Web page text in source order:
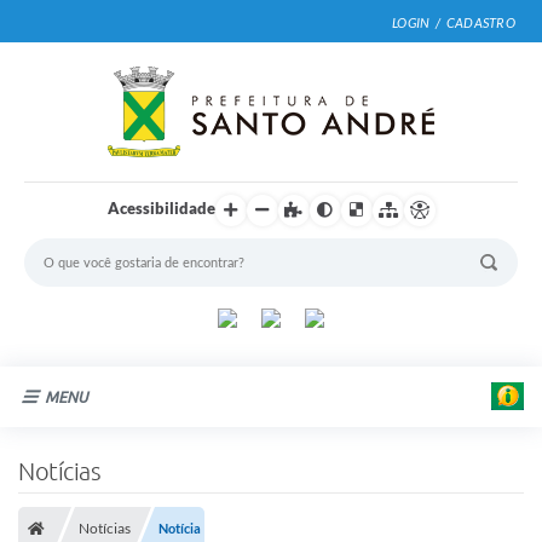
LOGIN / CADASTRO
Acessibilidade
MENU
Notícias
Notícias Notícia